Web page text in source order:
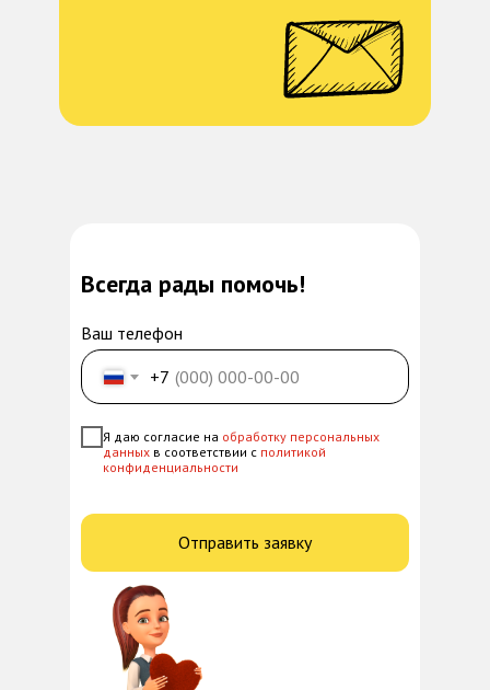
Всегда рады помочь!
Ваш телефон
+7
Я даю согласие на обработку персональных
данных в соответствии с политикой
конфиденциальности
Отправить заявку